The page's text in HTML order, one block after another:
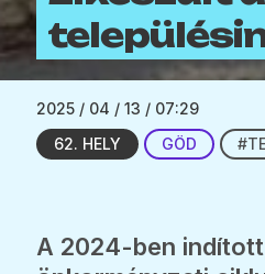
2025 / 04 / 13 / 07:29
62. HELY
GÖD
A 2024-ben